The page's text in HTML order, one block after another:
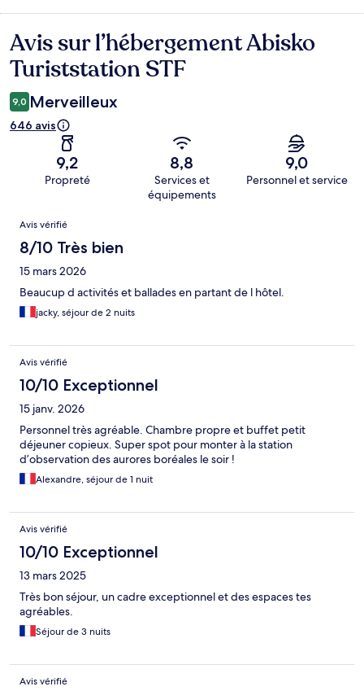
Avis
Avis sur l’hébergement Abisko
Turiststation STF
9,0 Merveilleux
646 avis
9,2
Propreté
8,8
Services et
équipements
9,0
Personnel et service
Avis
Avis vérifié
8/10 Très bien
15 mars 2026
Beaucup d activités et ballades en partant de l hôtel.
jacky, séjour de 2 nuits
Avis vérifié
10/10 Exceptionnel
15 janv. 2026
Personnel très agréable. Chambre propre et buffet petit
déjeuner copieux. Super spot pour monter à la station
d’observation des aurores boréales le soir !
Alexandre, séjour de 1 nuit
Avis vérifié
10/10 Exceptionnel
13 mars 2025
Très bon séjour, un cadre exceptionnel et des espaces tes
agréables.
Séjour de 3 nuits
Avis vérifié